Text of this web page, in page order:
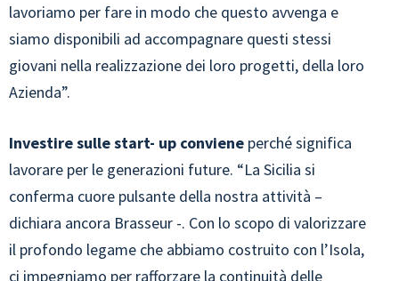
lavoriamo per fare in modo che questo avvenga e
siamo disponibili ad accompagnare questi stessi
giovani nella realizzazione dei loro progetti, della loro
Azienda”.
Investire sulle start- up conviene perché significa
lavorare per le generazioni future. “La Sicilia si
conferma cuore pulsante della nostra attività –
dichiara ancora Brasseur -. Con lo scopo di valorizzare
il profondo legame che abbiamo costruito con l’Isola,
ci impegniamo per rafforzare la continuità delle